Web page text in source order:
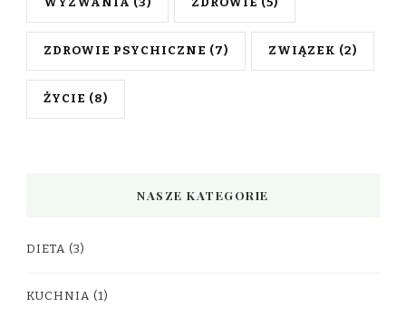
ZDROWIE PSYCHICZNE (7) ZWIĄZEK (2)
ŻYCIE (8)
NASZE KATEGORIE
DIETA (3)
KUCHNIA (1)